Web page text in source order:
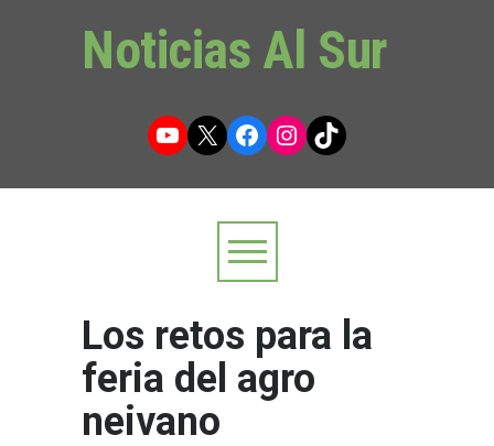
Noticias Al Sur
YouTube
X Facebook
Instagram
TikTok
Los retos para la
feria del agro
neivano